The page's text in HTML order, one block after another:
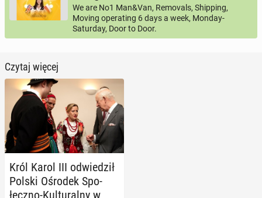
We are No1 Man&Van, Removals, Shipping,
Moving operating 6 days a week, Monday-
Saturday, Door to Door.
Czytaj więcej
Król Karol III od­wie­dził
Polski Ośrodek Spo­
łecz­no-Kul­tu­ral­ny w